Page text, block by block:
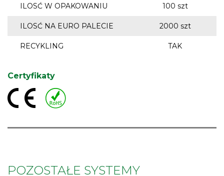
ILOSĆ W OPAKOWANIU 100 szt
ILOSĆ NA EURO PALECIE 2000 szt
RECYKLING TAK
Certyfikaty
POZOSTAŁE SYSTEMY